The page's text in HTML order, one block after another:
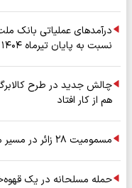
نسبت به پایان تیرماه ۱۴۰۴
چالش جدید در طرح کالابرگ
هم از کار افتاد
مسمومیت ۲۸ زائر در مسیر مشهد
حمله مسلحانه در یک